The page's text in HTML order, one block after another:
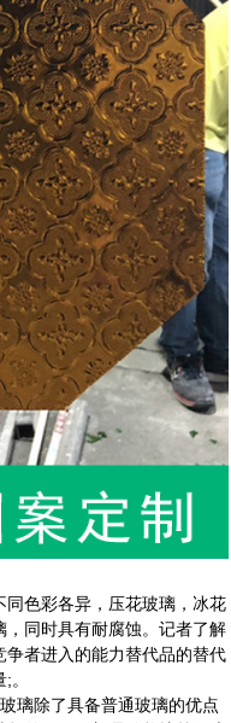
色彩各异，压花玻璃，冰花
同时具有耐腐蚀。记者了解
者进入的能力替代品的替代
璃除了具备普通玻璃的优点